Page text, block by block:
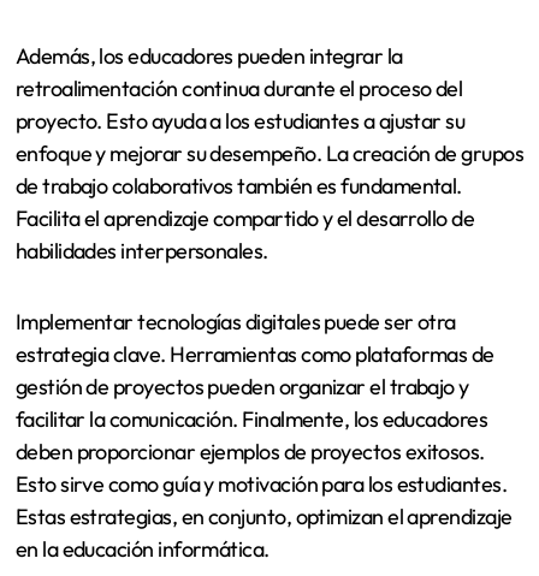
Además, los educadores pueden integrar la
retroalimentación continua durante el proceso del
proyecto. Esto ayuda a los estudiantes a ajustar su
enfoque y mejorar su desempeño. La creación de grupos
de trabajo colaborativos también es fundamental.
Facilita el aprendizaje compartido y el desarrollo de
habilidades interpersonales.
Implementar tecnologías digitales puede ser otra
estrategia clave. Herramientas como plataformas de
gestión de proyectos pueden organizar el trabajo y
facilitar la comunicación. Finalmente, los educadores
deben proporcionar ejemplos de proyectos exitosos.
Esto sirve como guía y motivación para los estudiantes.
Estas estrategias, en conjunto, optimizan el aprendizaje
en la educación informática.